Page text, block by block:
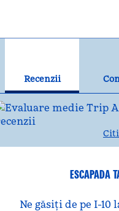
Recenzii
ESCAPADA
Ne găsiți de pe I-10